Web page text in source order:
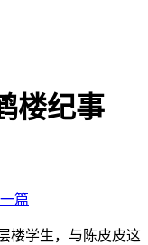
楼纪事
篇
楼学生，与陈皮皮这